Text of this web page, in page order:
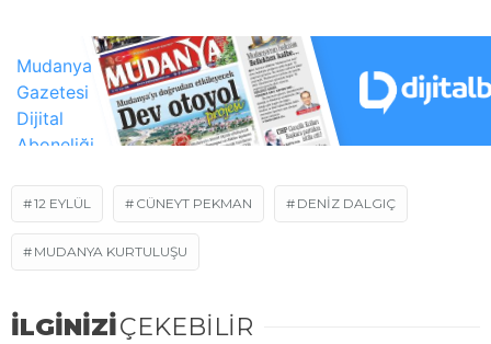
12 EYLÜL CÜNEYT PEKMAN DENIZ DALGIÇ
MUDANYA KURTULUŞU
İLGİNİZİÇEKEBİLİR